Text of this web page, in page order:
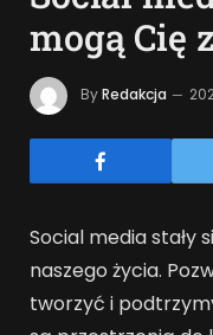
mogą Cię
ByRedakcja
Social media stały
naszego życia.
tworzyć i